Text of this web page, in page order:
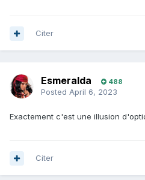
Citer
Esmeralda 488
Posted April 6, 2023
Exactement c'est une illusion
Citer